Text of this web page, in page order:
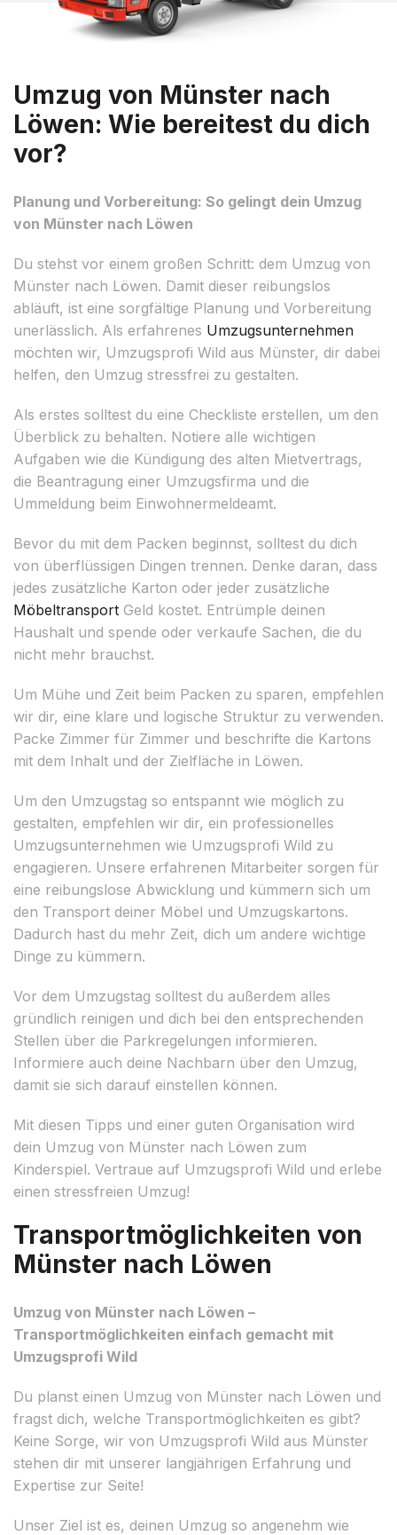
Umzug von Münster nach
Löwen: Wie bereitest du dich
vor?
Planung und Vorbereitung: So gelingt dein Umzug
von Münster nach Löwen
Du stehst vor einem großen Schritt: dem Umzug von
Münster nach Löwen. Damit dieser reibungslos
abläuft, ist eine sorgfältige Planung und Vorbereitung
unerlässlich. Als erfahrenes Umzugsunternehmen
möchten wir, Umzugsprofi Wild aus Münster, dir dabei
helfen, den Umzug stressfrei zu gestalten.
Als erstes solltest du eine Checkliste erstellen, um den
Überblick zu behalten. Notiere alle wichtigen
Aufgaben wie die Kündigung des alten Mietvertrags,
die Beantragung einer Umzugsfirma und die
Ummeldung beim Einwohnermeldeamt.
Bevor du mit dem Packen beginnst, solltest du dich
von überflüssigen Dingen trennen. Denke daran, dass
jedes zusätzliche Karton oder jeder zusätzliche
Möbeltransport Geld kostet. Entrümple deinen
Haushalt und spende oder verkaufe Sachen, die du
nicht mehr brauchst.
Um Mühe und Zeit beim Packen zu sparen, empfehlen
wir dir, eine klare und logische Struktur zu verwenden.
Packe Zimmer für Zimmer und beschrifte die Kartons
mit dem Inhalt und der Zielfläche in Löwen.
Um den Umzugstag so entspannt wie möglich zu
gestalten, empfehlen wir dir, ein professionelles
Umzugsunternehmen wie Umzugsprofi Wild zu
engagieren. Unsere erfahrenen Mitarbeiter sorgen für
eine reibungslose Abwicklung und kümmern sich um
den Transport deiner Möbel und Umzugskartons.
Dadurch hast du mehr Zeit, dich um andere wichtige
Dinge zu kümmern.
Vor dem Umzugstag solltest du außerdem alles
gründlich reinigen und dich bei den entsprechenden
Stellen über die Parkregelungen informieren.
Informiere auch deine Nachbarn über den Umzug,
damit sie sich darauf einstellen können.
Mit diesen Tipps und einer guten Organisation wird
dein Umzug von Münster nach Löwen zum
Kinderspiel. Vertraue auf Umzugsprofi Wild und erlebe
einen stressfreien Umzug!
Transportmöglichkeiten von
Münster nach Löwen
Umzug von Münster nach Löwen –
Transportmöglichkeiten einfach gemacht mit
Umzugsprofi Wild
Du planst einen Umzug von Münster nach Löwen und
fragst dich, welche Transportmöglichkeiten es gibt?
Keine Sorge, wir von Umzugsprofi Wild aus Münster
stehen dir mit unserer langjährigen Erfahrung und
Expertise zur Seite!
Unser Ziel ist es, deinen Umzug so angenehm wie